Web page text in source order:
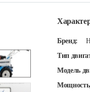
Бренд:
Тип
Модель